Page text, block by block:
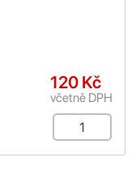
120 Kč
včetně DPH